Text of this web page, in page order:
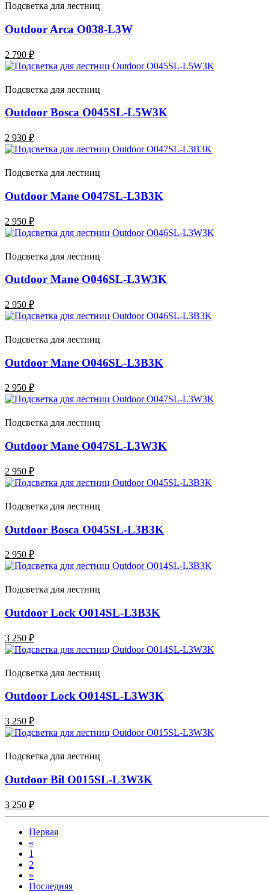
Подсветка для лестниц
Outdoor Arca O038-L3W
2 790 ₽
Подсветка для лестниц
Outdoor Bosca O045SL-L5W3K
2 930 ₽
Подсветка для лестниц
Outdoor Mane O047SL-L3B3K
2 950 ₽
Подсветка для лестниц
Outdoor Mane O046SL-L3W3K
2 950 ₽
Подсветка для лестниц
Outdoor Mane O046SL-L3B3K
2 950 ₽
Подсветка для лестниц
Outdoor Mane O047SL-L3W3K
2 950 ₽
Подсветка для лестниц
Outdoor Bosca O045SL-L3B3K
2 950 ₽
Подсветка для лестниц
Outdoor Lock O014SL-L3B3K
3 250 ₽
Подсветка для лестниц
Outdoor Lock O014SL-L3W3K
3 250 ₽
Подсветка для лестниц
Outdoor Bil O015SL-L3W3K
3 250 ₽
Первая
«
1
2
»
Последняя